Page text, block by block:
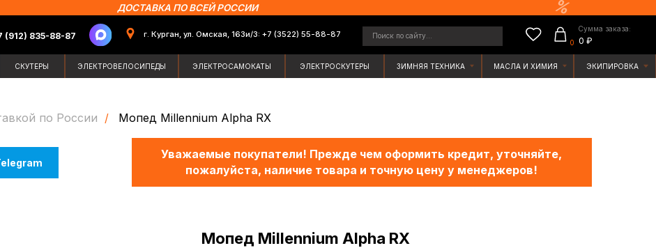
Поиск по сайту...
88-87
Сумма заказа:
г. Курган, ул. Омская, 163и/3: +7 (3522) 55-88-87
ДОСТАВКА ПО ВСЕЙ РОССИИ
по России / Мопед Millennium Alpha RX
Уважаемые покупатели! Прежде чем оформить кредит, уточняйте,
пожалуйста, наличие товара и точную цену у менеджеров!
Мопед Millennium Alpha RX